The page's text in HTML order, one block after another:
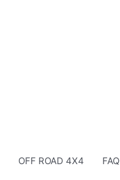
OFF ROAD 4X4 FAQ